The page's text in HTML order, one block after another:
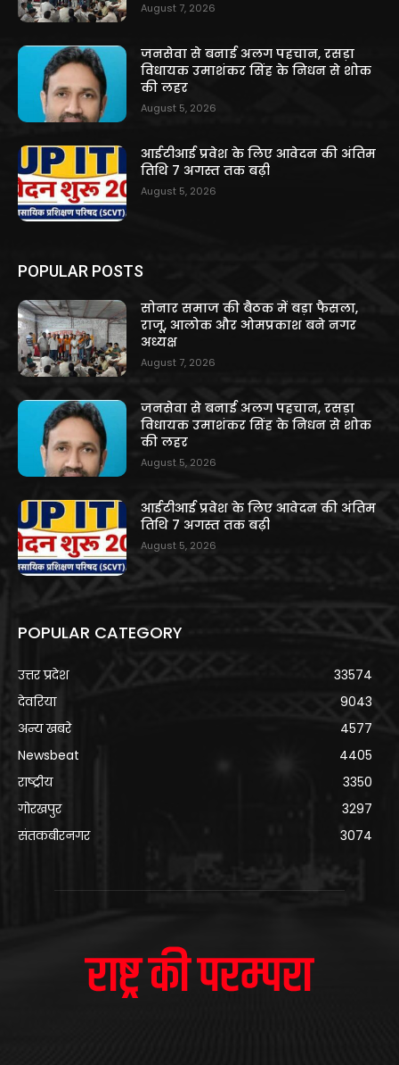
August 7, 2026
जनसेवा से बनाई अलग पहचान, रसड़ा
विधायक उमाशंकर सिंह के निधन से शोक
की लहर
August 5, 2026
आईटीआई प्रवेश के लिए आवेदन की अंतिम
तिथि 7 अगस्त तक बढ़ी
August 5, 2026
POPULAR POSTS
सोनार समाज की बैठक में बड़ा फैसला,
राजू, आलोक और ओमप्रकाश बने नगर
अध्यक्ष
August 7, 2026
जनसेवा से बनाई अलग पहचान, रसड़ा
विधायक उमाशंकर सिंह के निधन से शोक
की लहर
August 5, 2026
आईटीआई प्रवेश के लिए आवेदन की अंतिम
तिथि 7 अगस्त तक बढ़ी
August 5, 2026
POPULAR CATEGORY
उत्तर प्रदेश
33574
देवरिया
9043
अन्य खबरे
4577
Newsbeat
4405
राष्ट्रीय
3350
गोरखपुर
3297
संतकबीरनगर
3074